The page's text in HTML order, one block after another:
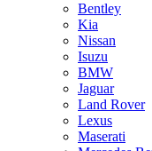
Bentley
Kia
Nissan
Isuzu
BMW
Jaguar
Land Rover
Lexus
Maserati